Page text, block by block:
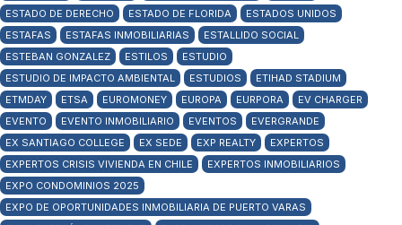
ESTADO DE DERECHO
ESTADO DE FLORIDA
ESTADOS UNIDOS
ESTAFAS
ESTAFAS INMOBILIARIAS
ESTALLIDO SOCIAL
ESTEBAN GONZALEZ
ESTILOS
ESTUDIO
ESTUDIO DE IMPACTO AMBIENTAL
ESTUDIOS
ETIHAD STADIUM
ETMDAY
ETSA EUROMONEY EUROPA EURPORA
EV CHARGER
EVENTO
EVENTO INMOBILIARIO EVENTOS
EVERGRANDE
EX SANTIAGO COLLEGE
EX SEDE EXP REALTY
EXPERTOS
EXPERTOS CRISIS VIVIENDA EN CHILE
EXPERTOS INMOBILIARIOS
EXPO CONDOMINIOS 2025
EXPO DE OPORTUNIDADES INMOBILIARIA DE PUERTO VARAS